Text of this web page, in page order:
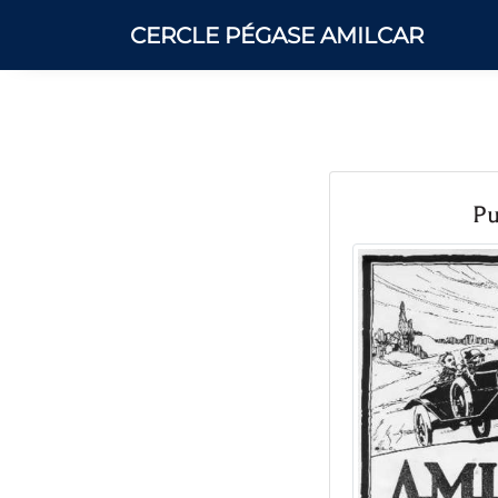
CERCLE PÉGASE AMILCAR